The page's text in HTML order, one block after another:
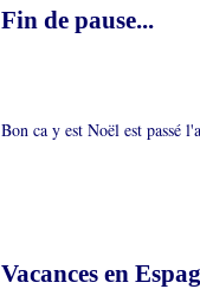
Fin de pause...
Bon ca y est Noël est passé
Vacances en